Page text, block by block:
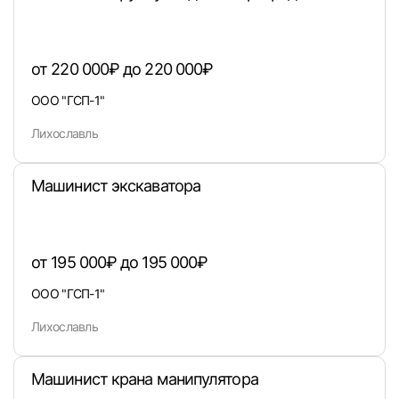
Вход по коду
от 220 000₽ до 220 000₽
ООО "ГСП-1"
Лихославль
Машинист экскаватора
от 195 000₽ до 195 000₽
ООО "ГСП-1"
Лихославль
Машинист крана манипулятора